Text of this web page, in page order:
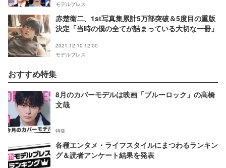
モデルプレス
赤楚衛二、1st写真集累計5万部突破＆5度目の重版
決定「当時の僕の全てが詰まっている大切な一冊」
2021.12.10 12:00
モデルプレス
おすすめ特集
8月のカバーモデルは映画「ブルーロック」の高橋
文哉
特集
各種エンタメ・ライフスタイルにまつわるランキン
グ＆読者アンケート結果を発表